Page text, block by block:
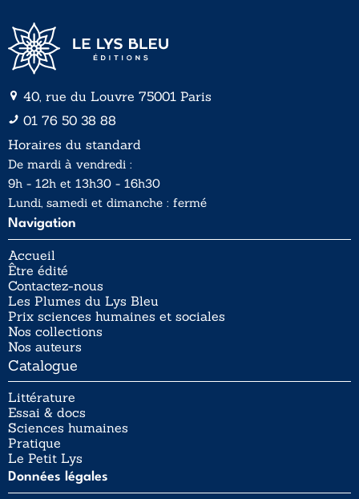
40, rue du Louvre 75001 Paris
01 76 50 38 88
Horaires du standard
De mardi à vendredi :
9h - 12h et 13h30 - 16h30
Lundi, samedi et dimanche : fermé
Navigation
Accueil
Être édité
Contactez-nous
Les Plumes du Lys Bleu
Prix sciences humaines et sociales
Nos collections
Nos auteurs
Catalogue
Littérature
Essai & docs
Sciences humaines
Pratique
Le Petit Lys
Données légales